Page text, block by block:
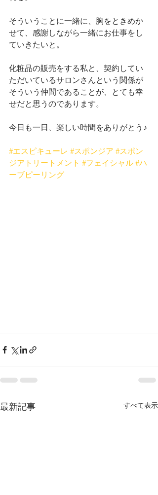
そういうことに一緒に、胸をときめか
せて、感謝しながら一緒にお仕事をし
ていきたいと。
化粧品の販売をする私と、契約してい
ただいているサロンさんという関係が
そういう仲間であることが、とても幸
せだと思うのであります。
今日も一日、楽しい時間をありがとう♪
#エスピキューレ #スポンジア #スポン
ジアトリートメント #フェイシャル #ハ
ーブピーリング
最新記事 すべて表示